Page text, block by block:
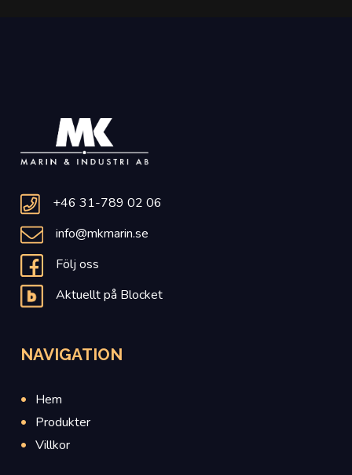
+46 31-789 02 06
info@mkmarin.se
Följ oss
Aktuellt på Blocket
NAVIGATION
Hem
Produkter
Villkor